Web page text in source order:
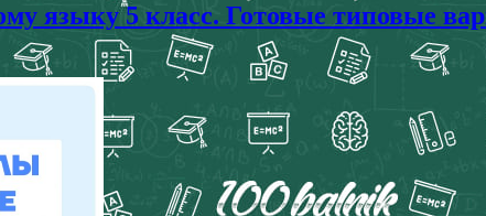
языку 5 класс. Готовые типовые